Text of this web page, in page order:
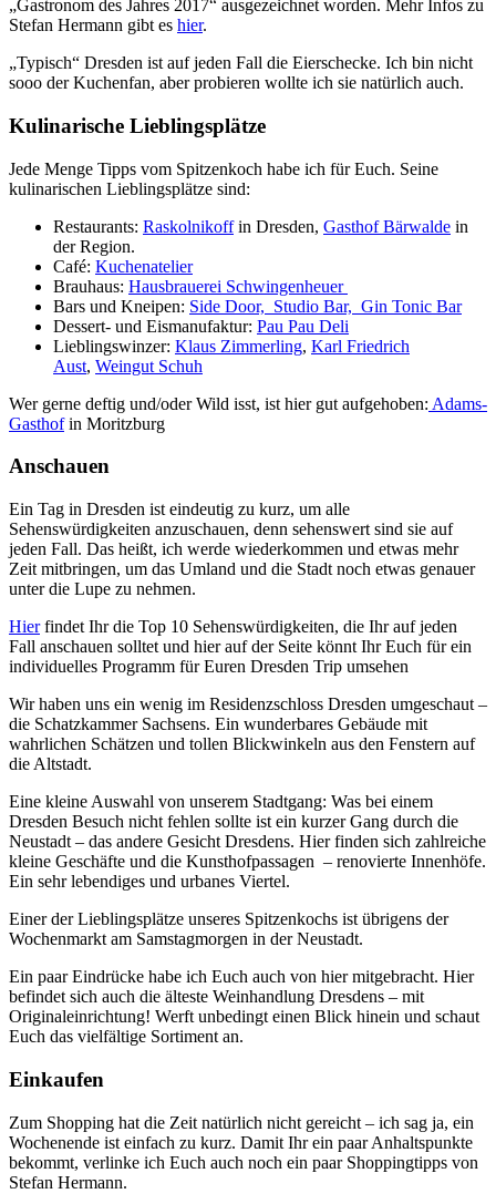
„Gastronom des Jahres 2017“ ausgezeichnet worden. Mehr Infos zu
Stefan Hermann gibt es hier.
„Typisch“ Dresden ist auf jeden Fall die Eierschecke. Ich bin nicht
sooo der Kuchenfan, aber probieren wollte ich sie natürlich auch.
Kulinarische Lieblingsplätze
Jede Menge Tipps vom Spitzenkoch habe ich für Euch. Seine
kulinarischen Lieblingsplätze sind:
Restaurants: Raskolnikoffin Dresden, Gasthof Bärwalde in
der Region.
Café: Kuchenatelier
Brauhaus: Hausbrauerei Schwingenheuer
Bars und Kneipen: Side Door, Studio Bar, Gin Tonic Bar
Dessert- und Eismanufaktur: Pau Pau Deli
Lieblingswinzer: Klaus Zimmerling, Karl Friedrich
Aust, Weingut Schuh
Wer gerne deftig und/oder Wild isst, ist hier gut aufgehoben: Adams-
Gasthofin Moritzburg
Anschauen
Ein Tag in Dresden ist eindeutig zu kurz, um alle
Sehenswürdigkeiten anzuschauen, denn sehenswert sind sie auf
jeden Fall. Das heißt, ich werde wiederkommen und etwas mehr
Zeit mitbringen, um das Umland und die Stadt noch etwas genauer
unter die Lupe zu nehmen.
Hierfindet Ihr die Top 10 Sehenswürdigkeiten, die Ihr auf jeden
Fall anschauen solltet und hierauf der Seite könnt Ihr Euch für ein
individuelles Programm für Euren Dresden Trip umsehen
Wir haben uns ein wenig im Residenzschloss Dresden umgeschaut –
die Schatzkammer Sachsens. Ein wunderbares Gebäude mit
wahrlichen Schätzen und tollen Blickwinkeln aus den Fenstern auf
die Altstadt.
Eine kleine Auswahl von unserem Stadtgang: Was bei einem
Dresden Besuch nicht fehlen sollte ist ein kurzer Gang durch die
Neustadt – das andere Gesicht Dresdens. Hier finden sich zahlreiche
kleine Geschäfte und die Kunsthofpassagen – renovierte Innenhöfe.
Ein sehr lebendiges und urbanes Viertel.
Einer der Lieblingsplätze unseres Spitzenkochs ist übrigens der
Wochenmarkt am Samstagmorgen in der Neustadt.
Ein paar Eindrücke habe ich Euch auch von hier mitgebracht. Hier
befindet sich auch die älteste Weinhandlung Dresdens – mit
Originaleinrichtung! Werft unbedingt einen Blick hinein und schaut
Euch das vielfältige Sortiment an.
Einkaufen
Zum Shopping hat die Zeit natürlich nicht gereicht – ich sag ja, ein
Wochenende ist einfach zu kurz. Damit Ihr ein paar Anhaltspunkte
bekommt, verlinke ich Euch auch noch ein paar Shoppingtipps von
Stefan Hermann.